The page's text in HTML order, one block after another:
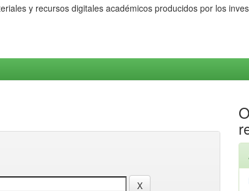
y recursos digitales académicos producidos por los